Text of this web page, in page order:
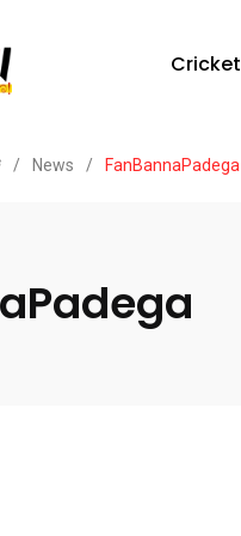
Cricket
/ News / FanBannaPadega